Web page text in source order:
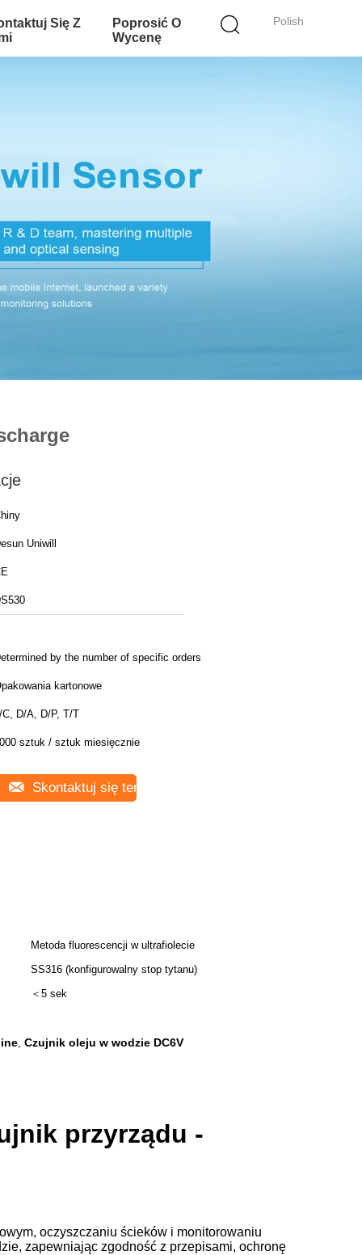
Polish
Się Z
Poprosić O
Wycenę
Uniwill
by the number of specific orders
kartonowe
C, D/A, D/P, T/T
sztuk / sztuk miesięcznie
Skontaktuj się teraz
Metoda fluorescencji w ultrafiolecie
SS316 (konfigurowalny stop tytanu)
＜5 sek
, Czujnik oleju w wodzie DC6V
przyrządu -
oczyszczaniu ścieków i monitorowaniu
zapewniając zgodność z przepisami, ochronę